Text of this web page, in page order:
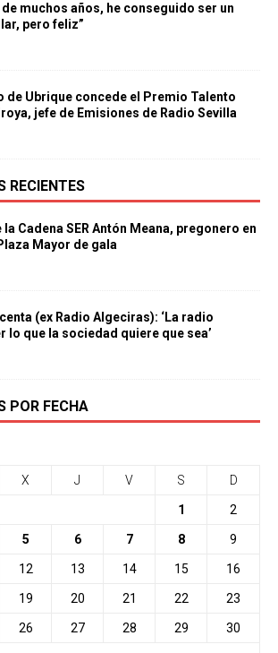
muchos años, he conseguido ser un
pero feliz”
de Ubrique concede el Premio Talento
jefe de Emisiones de Radio Sevilla
RECIENTES
Cadena SER Antón Meana, pregonero en
Mayor de gala
(ex Radio Algeciras): ‘La radio
lo que la sociedad quiere que sea’
POR FECHA
X J V S D
1 2
5 6 7 8 9
12 13 14 15 16
19 20 21 22 23
26 27 28 29 30